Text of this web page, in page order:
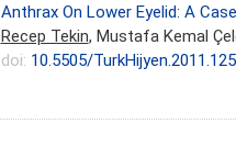
Anthrax On Lower Eyelid: A
Recep Tekin, Mustafa Kemal
doi: 10.5505/